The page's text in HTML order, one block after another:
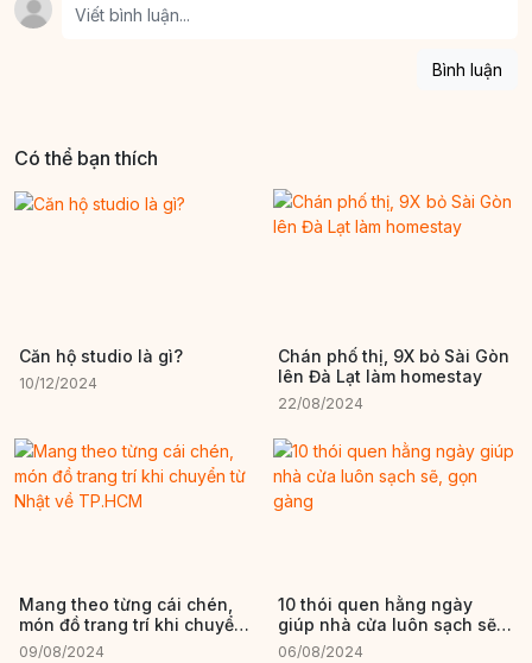
Bình luận
Có thể bạn thích
Căn hộ studio là gì?
10/12/2024
Chán phố thị, 9X bỏ Sài Gòn
lên Đà Lạt làm homestay
22/08/2024
Mang theo từng cái chén,
món đồ trang trí khi chuyển
từ Nhật về TP.HCM
09/08/2024
10 thói quen hằng ngày
giúp nhà cửa luôn sạch sẽ,
gọn gàng
06/08/2024